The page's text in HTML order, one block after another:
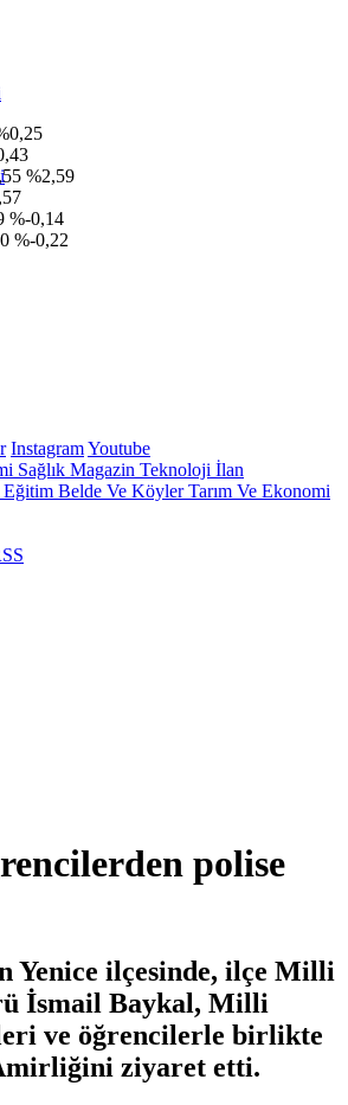
%2,59
%-0,14
%-0,22
InstagramYoutube
Sağlık Magazin Teknoloji İlan
Eğitim Belde Ve KöylerTarım Ve Ekonomi
polise
Yenice ilçesinde, ilçe Milli
İsmail Baykal, Milli
ve öğrencilerle birlikte
ziyaret etti.